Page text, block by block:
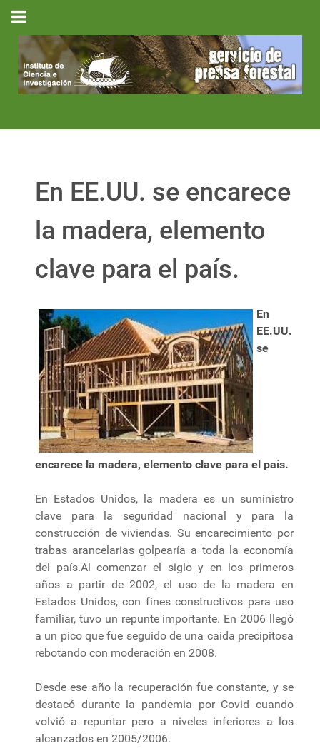
En EE.UU. se encarece
la madera, elemento
clave para el país.
En
EE.UU.
se
encarece la madera, elemento clave para el país.
En Estados Unidos, la madera es un suministro
clave para la seguridad nacional y para la
construcción de viviendas. Su encarecimiento por
trabas arancelarias golpearía a toda la economía
del país.Al comenzar el siglo y en los primeros
años a partir de 2002, el uso de la madera en
Estados Unidos, con fines constructivos para uso
familiar, tuvo un repunte importante. En 2006 llegó
a un pico que fue seguido de una caída precipitosa
rebotando con moderación en 2008.
Desde ese año la recuperación fue constante, y se
destacó durante la pandemia por Covid cuando
volvió a repuntar pero a niveles inferiores a los
alcanzados en 2005/2006.